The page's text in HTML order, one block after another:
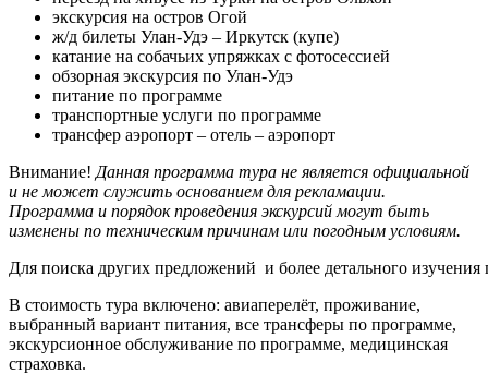
экскурсия на остров Огой
ж/д билеты Улан-Удэ – Иркутск (купе)
катание на собачьих упряжках с фотосессией
обзорная экскурсия по Улан-Удэ
питание по программе
транспортные услуги по программе
трансфер аэропорт – отель – аэропорт
Внимание! Данная программа тура не является официальной
и не может служить основанием для рекламации.
Программа и порядок проведения экскурсий могут быть
изменены по техническим причинам или погодным условиям.
Для поиска других предложений  и более детального
В стоимость тура включено: авиаперелёт, проживание,
выбранный вариант питания, все трансферы по программе,
экскурсионное обслуживание по программе, медицинская
страховка.